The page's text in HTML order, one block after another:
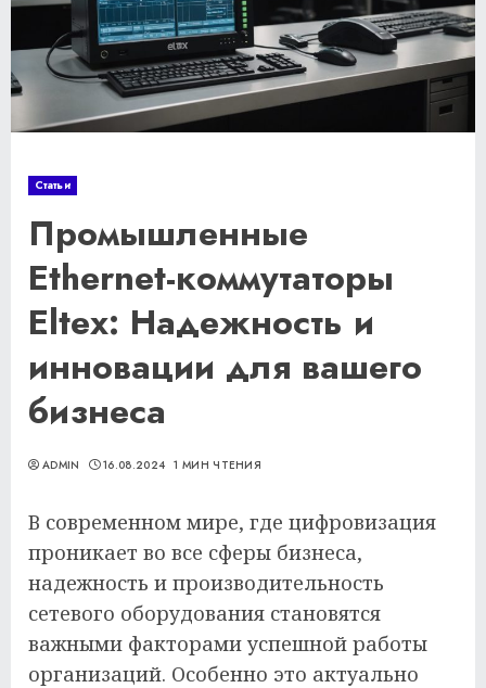
Статьи
Промышленные
Ethernet-коммутаторы
Eltex: Надежность и
инновации для вашего
бизнеса
ADMIN 16.08.2024 1 МИН ЧТЕНИЯ
В современном мире, где цифровизация
проникает во все сферы бизнеса,
надежность и производительность
сетевого оборудования становятся
важными факторами успешной работы
организаций. Особенно это актуально